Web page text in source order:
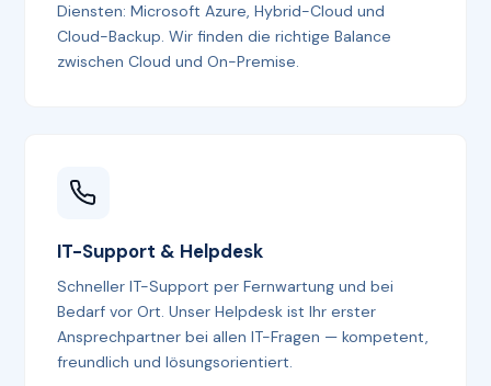
Diensten: Microsoft Azure, Hybrid-Cloud und
Cloud-Backup. Wir finden die richtige Balance
zwischen Cloud und On-Premise.
IT-Support & Helpdesk
Schneller IT-Support per Fernwartung und bei
Bedarf vor Ort. Unser Helpdesk ist Ihr erster
Ansprechpartner bei allen IT-Fragen — kompetent,
freundlich und lösungsorientiert.